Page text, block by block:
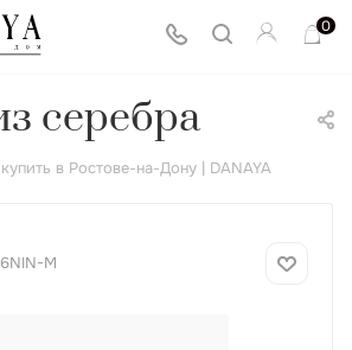
0
серебра
в Ростове-на-Дону | DANAYA
M